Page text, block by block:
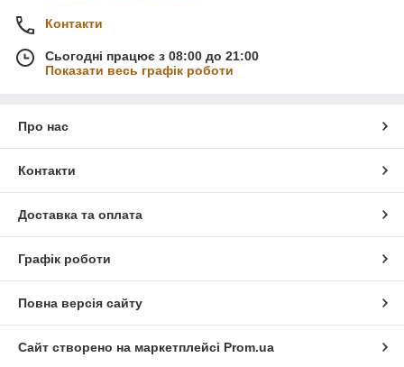
Контакти
Сьогодні працює з 08:00 до 21:00
Показати весь графік роботи
Про нас
Контакти
Доставка та оплата
Графік роботи
Повна версія сайту
Сайт створено на маркетплейсі Prom.ua